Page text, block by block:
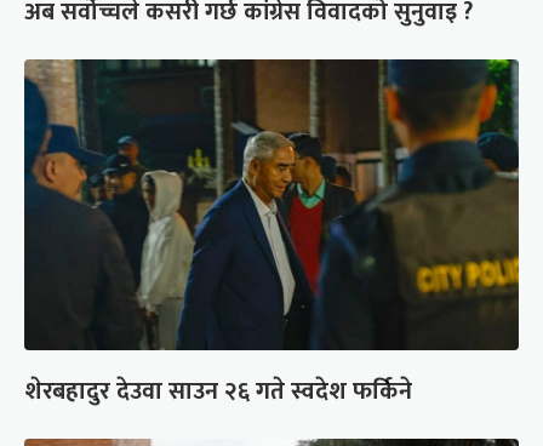
अब सर्वोच्चले कसरी गर्छ कांग्रेस विवादको सुनुवाइ ?
शेरबहादुर देउवा साउन २६ गते स्वदेश फर्किने